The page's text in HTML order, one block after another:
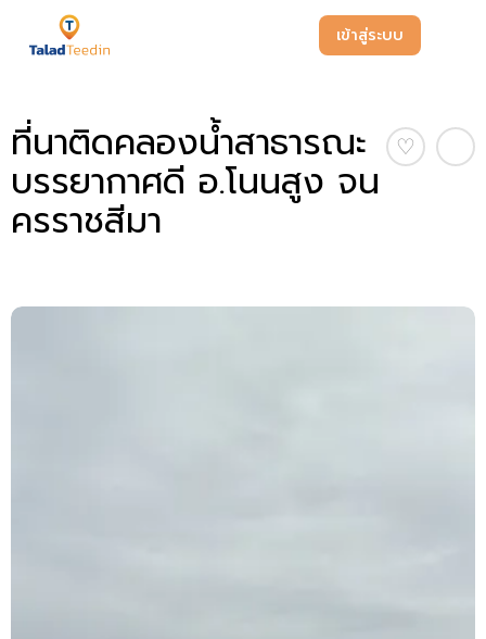
เข้าสู่ระบบ
ที่นาติดคลองน้ำสาธารณะ
บรรยากาศดี อ.โนนสูง จน
ครราชสีมา
♡